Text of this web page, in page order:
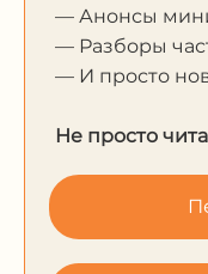
— Анонсы
— Разборы
— И просто
Не просто